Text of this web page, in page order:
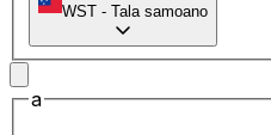
WST - Tala samoano
a